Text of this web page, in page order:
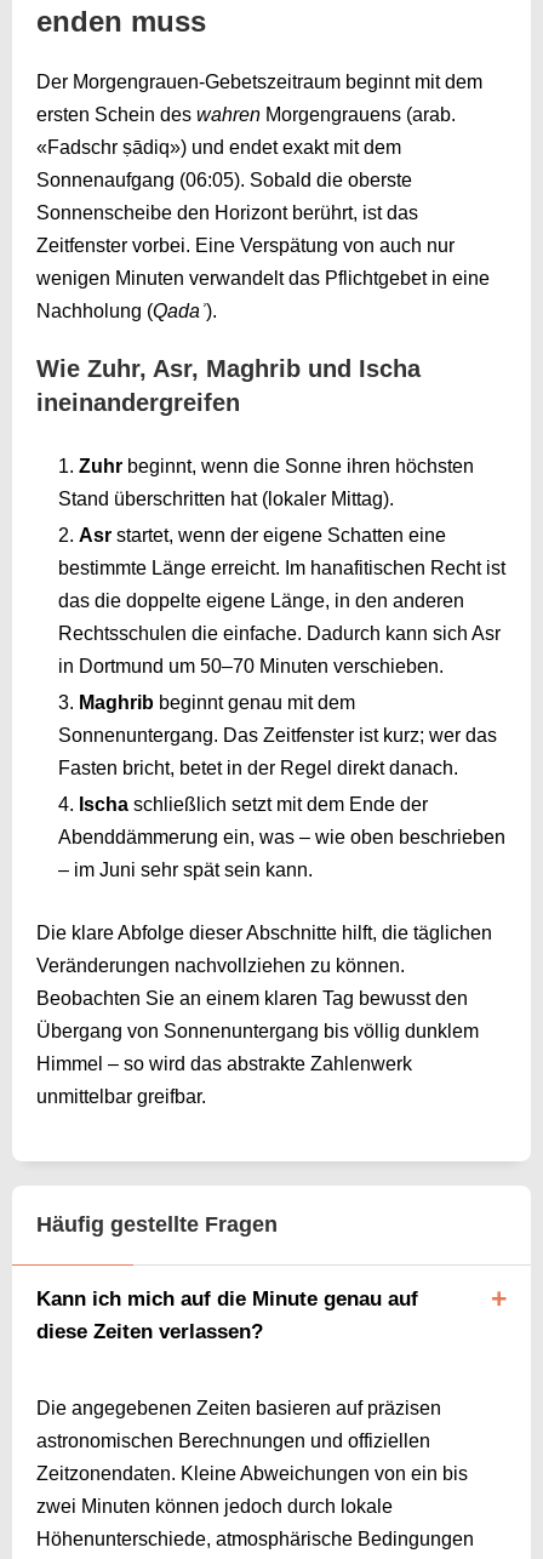
enden muss
Der Morgengrauen-Gebetszeitraum beginnt mit dem
ersten Schein des wahren Morgengrauens (arab.
«Fadschr ṣādiq») und endet exakt mit dem
Sonnenaufgang (06:05). Sobald die oberste
Sonnenscheibe den Horizont berührt, ist das
Zeitfenster vorbei. Eine Verspätung von auch nur
wenigen Minuten verwandelt das Pflichtgebet in eine
Nachholung (Qadaʾ).
Wie Zuhr, Asr, Maghrib und Ischa
ineinandergreifen
Zuhr beginnt, wenn die Sonne ihren höchsten
Stand überschritten hat (lokaler Mittag).
Asr startet, wenn der eigene Schatten eine
bestimmte Länge erreicht. Im hanafitischen Recht ist
das die doppelte eigene Länge, in den anderen
Rechtsschulen die einfache. Dadurch kann sich Asr
in Dortmund um 50–70 Minuten verschieben.
Maghrib beginnt genau mit dem
Sonnenuntergang. Das Zeitfenster ist kurz; wer das
Fasten bricht, betet in der Regel direkt danach.
Ischa schließlich setzt mit dem Ende der
Abenddämmerung ein, was – wie oben beschrieben
– im Juni sehr spät sein kann.
Die klare Abfolge dieser Abschnitte hilft, die täglichen
Veränderungen nachvollziehen zu können.
Beobachten Sie an einem klaren Tag bewusst den
Übergang von Sonnenuntergang bis völlig dunklem
Himmel – so wird das abstrakte Zahlenwerk
unmittelbar greifbar.
Häufig gestellte Fragen
Kann ich mich auf die Minute genau auf
diese Zeiten verlassen?
Die angegebenen Zeiten basieren auf präzisen
astronomischen Berechnungen und offiziellen
Zeitzonendaten. Kleine Abweichungen von ein bis
zwei Minuten können jedoch durch lokale
Höhenunterschiede, atmosphärische Bedingungen